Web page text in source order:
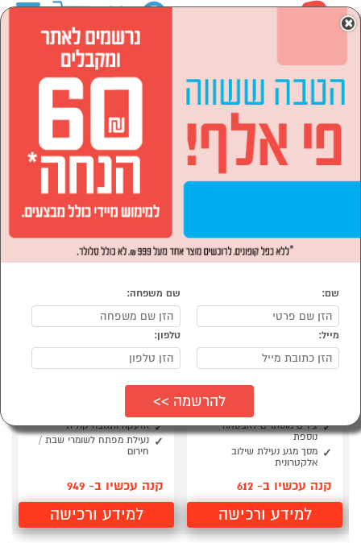
כספות ומנעולים
כספות ומנעולים
כספת ‏ביומטרית נפח 16
צירים מוסתרים לאבטחה
נוספת
מסך מגע נעילת שילוב
אלקטרונית
קנה עכשיו ב- 612
למידע ורכישה
כספת ביומטרית דגם
Executive Safe
אזעקה ותגובה קולית
נעילת מפתח לשומרי שבת /
חירום
קנה עכשיו ב- 949
למידע ורכישה
×
שם: שם משפחה:
מייל: טלפון: